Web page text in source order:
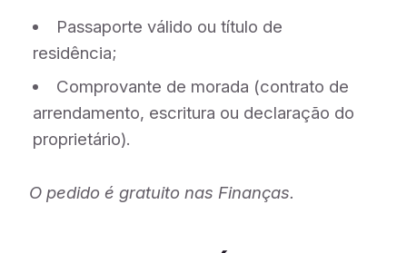
Passaporte válido ou título de
residência;
Comprovante de morada (contrato de
arrendamento, escritura ou declaração do
proprietário).
O pedido é gratuito nas Finanças.